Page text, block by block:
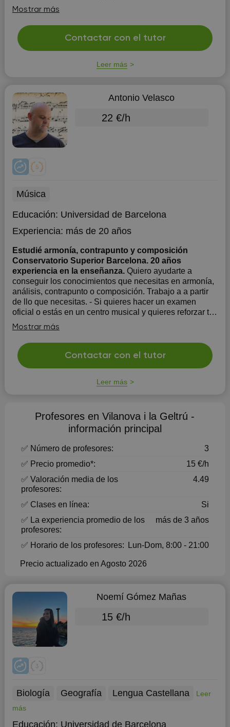
experiencias. Propongo un modelo de estudio donde no
vas a estar repitiendo fórmulas y cálculos una y otra vez,
si no que vas a aprender a razonar todos los paso...
Mostrar más
Contactar con el tutor
Leer más
Antonio Velasco
22 €/h
Música
Educación: Universidad de Barcelona
Experiencia: más de 20 años
Estudié armonía, contrapunto y composición
Conservatorio Superior Barcelona. 20 años
experiencia en la enseñanza. Quiero ayudarte a
conseguir los conocimientos que necesitas en armonía,
análisis, contrapunto o composición. Trabajo a a partir
de llo que necesitas. - Si quieres hacer un examen
oficial o estás en un centro musical y quieres reforzar tus
conocimientos podemos seguir el programa que tengas
- Si q...
Mostrar más
Contactar con el tutor
Leer más
Profesores en Vilanova i la Geltrú -
información principal
✅ Número de profesores:
3
✅ Precio promedio*:
15 €/h
✅ Valoración media de los
profesores:
4.49
✅ Clases en línea:
Si
✅ La experiencia promedio de los
profesores:
más de 3 años
✅ Horario de los profesores: Lun-Dom, 8:00 - 21:00
Precio actualizado en Agosto 2026
Noemí Gómez Mañas
15 €/h
Biología Geografía Lengua Castellana
Leer
más
Educación: Universidad de Barcelona